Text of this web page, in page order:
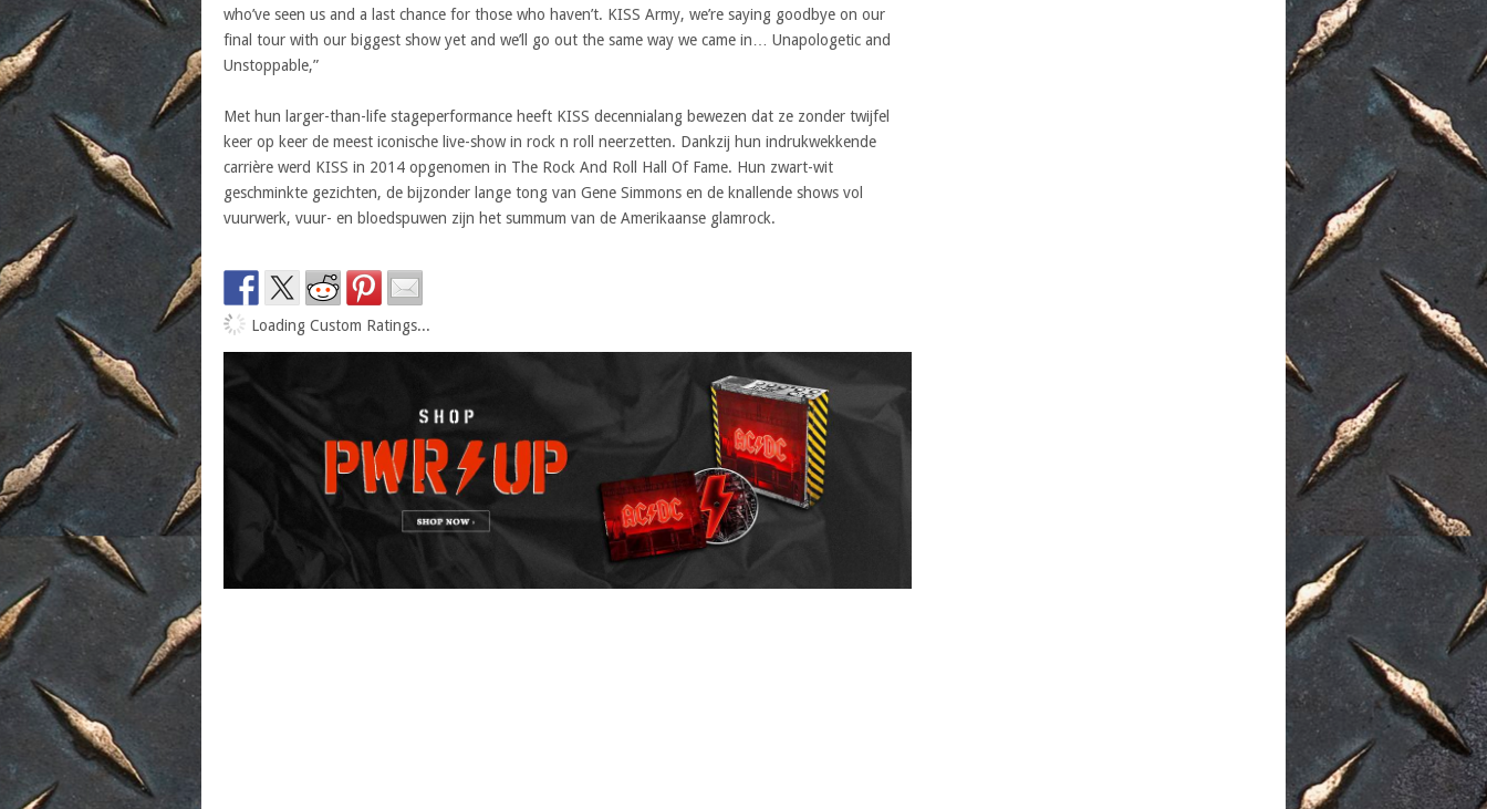
who’ve seen us and a last chance for those who haven’t. KISS Army, we’re saying goodbye on our
final tour with our biggest show yet and we’ll go out the same way we came in… Unapologetic and
Unstoppable,”
Met hun larger-than-life stageperformance heeft KISS decennialang bewezen dat ze zonder twijfel
keer op keer de meest iconische live-show in rock n roll neerzetten. Dankzij hun indrukwekkende
carrière werd KISS in 2014 opgenomen in The Rock And Roll Hall Of Fame. Hun zwart-wit
geschminkte gezichten, de bijzonder lange tong van Gene Simmons en de knallende shows vol
vuurwerk, vuur- en bloedspuwen zijn het summum van de Amerikaanse glamrock.
Loading Custom Ratings...